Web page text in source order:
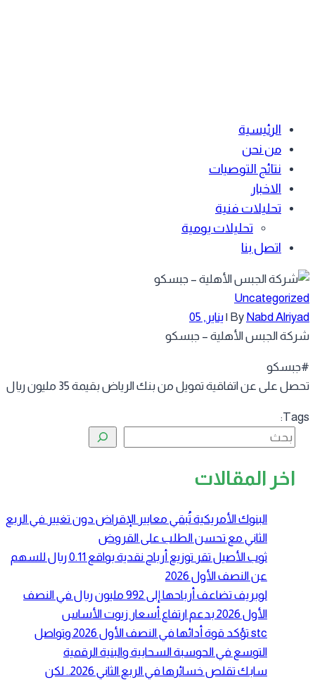
الرئيسية
من نحن
نتائج التوصيات
الاخبار
تحليلات فنية
تحليلات يومية
اتصل بنا
ByNabd
|يناير, 05
الجبس الأهلية – جبسكو
على عن اتفاقية تمويل من بنك الرياض بقيمة 35 مليون ريال
البحث
اخر المقالات
البنوك الأمريكية تُبقي معايير الإقراض دون تغيير في الربع
الثاني مع تحسن الطلب على القروض
ثوب الأصيل تقر توزيع أرباح نقدية بواقع 0.11 ريال للسهم
عن النصف الأول 2026
لوبريف تضاعف أرباحها إلى 992 مليون ريال في النصف
الأول 2026 بدعم ارتفاع أسعار زيوت الأساس
stc تؤكد قوة أدائها في النصف الأول 2026 وتواصل
التوسع في الحوسبة السحابية والبنية الرقمية
سابك تقلص خسائرها في الربع الثاني 2026.. لكن